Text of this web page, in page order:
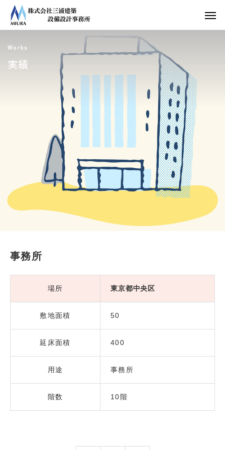
Works
実績
事務所
場所 東京都中央区
敷地面積 50
延床面積 400
用途 事務所
階数 10階